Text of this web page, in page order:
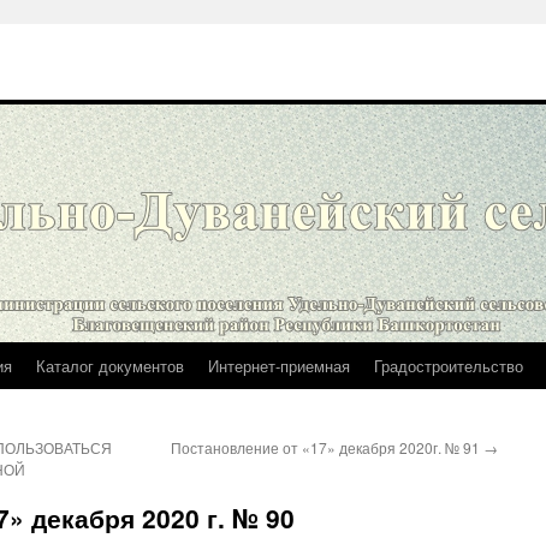
Каталог документов Интернет-приемная Градостроительство
Постановление от «17» декабря 2020г. № 91 →
декабря 2020 г. № 90